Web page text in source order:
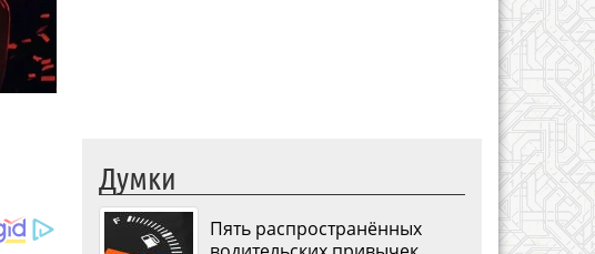
Думки
Пять распространённых